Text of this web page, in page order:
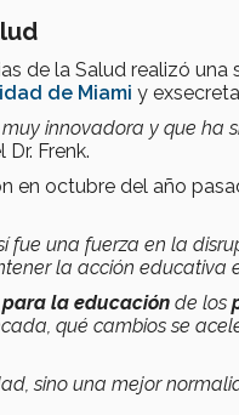
de la Salud realizó
de Miami y
innovadora y que
Dr. Frenk.
en octubre del año
fue una fuerza en la
la acción educativa
la educación de los
qué cambios se
sino una mejor